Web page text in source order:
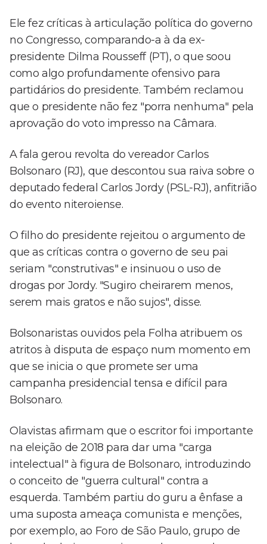
Ele fez críticas à articulação política do governo
no Congresso, comparando-a à da ex-
presidente Dilma Rousseff (PT), o que soou
como algo profundamente ofensivo para
partidários do presidente. Também reclamou
que o presidente não fez "porra nenhuma" pela
aprovação do voto impresso na Câmara.
A fala gerou revolta do vereador Carlos
Bolsonaro (RJ), que descontou sua raiva sobre o
deputado federal Carlos Jordy (PSL-RJ), anfitrião
do evento niteroiense.
O filho do presidente rejeitou o argumento de
que as críticas contra o governo de seu pai
seriam "construtivas" e insinuou o uso de
drogas por Jordy. "Sugiro cheirarem menos,
serem mais gratos e não sujos", disse.
Bolsonaristas ouvidos pela Folha atribuem os
atritos à disputa de espaço num momento em
que se inicia o que promete ser uma
campanha presidencial tensa e difícil para
Bolsonaro.
Olavistas afirmam que o escritor foi importante
na eleição de 2018 para dar uma "carga
intelectual" à figura de Bolsonaro, introduzindo
o conceito de "guerra cultural" contra a
esquerda. Também partiu do guru a ênfase a
uma suposta ameaça comunista e menções,
por exemplo, ao Foro de São Paulo, grupo de